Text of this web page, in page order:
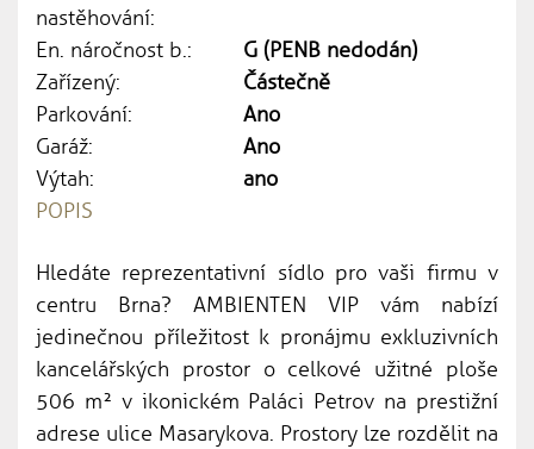
nastěhování:
En. náročnost b.:
G (PENB nedodán)
Zařízený:
Částečně
Parkování:
Ano
Garáž:
Ano
Výtah:
ano
POPIS
Hledáte reprezentativní sídlo pro vaši firmu v
centru Brna? AMBIENTEN VIP vám nabízí
jedinečnou příležitost k pronájmu exkluzivních
kancelářských prostor o celkové užitné ploše
506 m² v ikonickém Paláci Petrov na prestižní
adrese ulice Masarykova. Prostory lze rozdělit na